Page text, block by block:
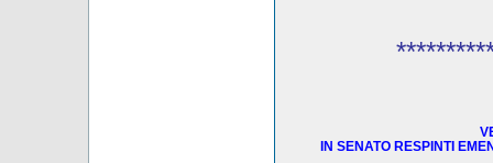
IN SENATO RESPINTI